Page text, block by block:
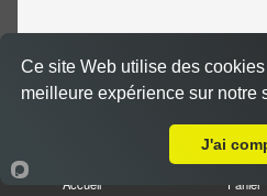
Accueil Panier
Ce site Web utilise des
meilleure expérience sur notre
J'ai